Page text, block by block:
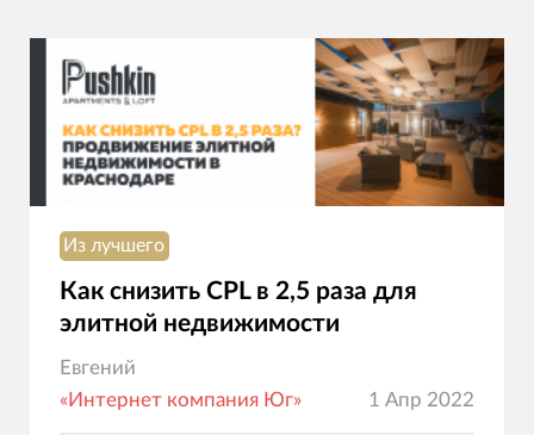
Из лучшего
Как снизить CPL в 2,5 раза для
элитной недвижимости
Евгений
«Интернет компания Юг»
1 Апр 2022